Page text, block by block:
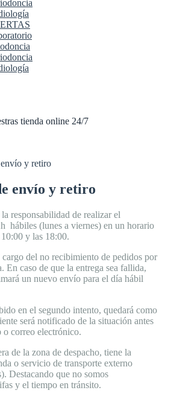
tienda online 24/7
y retiro
envío y retiro
responsabilidad de realizar el
hábiles (lunes a viernes) en un horario
y las 18:00.
cargo del no recibimiento de pedidos por
En caso de que la entrega sea fallida,
un nuevo envío para el día hábil
en el segundo intento, quedará como
será notificado de la situación antes
correo electrónico.
de la zona de despacho, tiene la
o servicio de transporte externo
Destacando que no somos
y el tiempo en tránsito.